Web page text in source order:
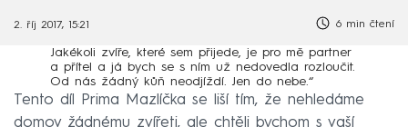
2. říj 2017, 15:21 6 min čtení
Jakékoli zvíře, které sem přijede, je pro mě partner
a přítel a já bych se s ním už nedovedla rozloučit.
Od nás žádný kůň neodjíždí. Jen do nebe.“
Tento díl Prima Mazlíčka se liší tím, že nehledáme
domov žádnému zvířeti, ale chtěli bychom s vaší